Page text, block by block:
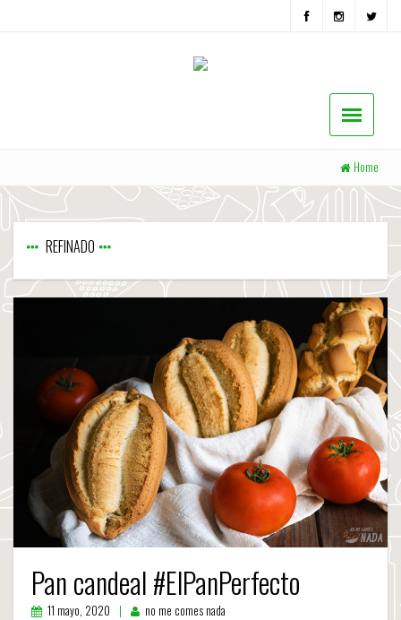
Home
REFINADO
Pan candeal #ElPanPerfecto
11 mayo, 2020 no me comes nada